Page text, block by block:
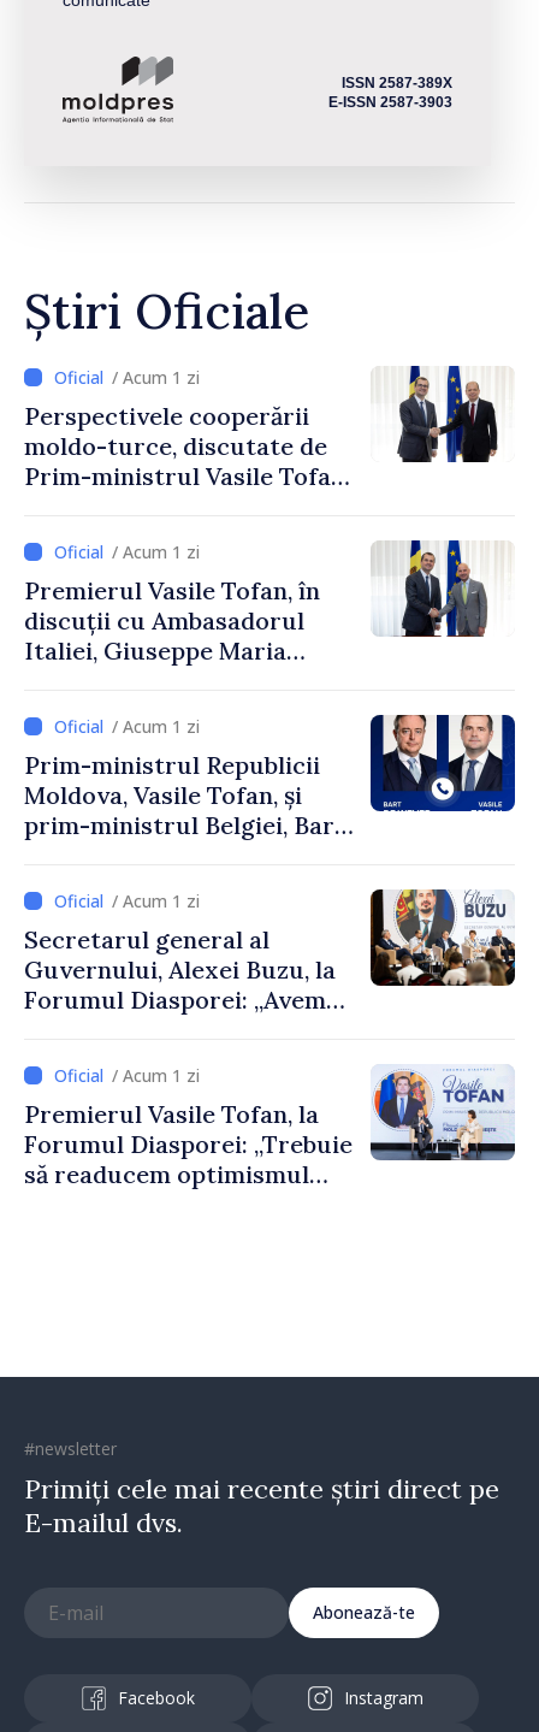
ISSN 2587-389X
E-ISSN 2587-3903
Știri Oficiale
/ Acum 1 zi
Perspectivele cooperării
moldo-turce, discutate de
Prim-ministrul Vasile Tofan
Uygar Mustafa Sertel
/ Acum 1 zi
Premierul Vasile Tofan, în
discuții cu Ambasadorul
Italiei, Giuseppe Maria
/ Acum 1 zi
Prim-ministrul Republicii
Moldova, Vasile Tofan, și
prim-ministrul Belgiei, Bart
despre parcursul european
al Republicii Moldova.
/ Acum 1 zi
Secretarul general al
Guvernului, Alexei Buzu, la
Forumul Diasporei: „Avem
dumneavoastră pentru a
construi comunități mai
puternice”
/ Acum 1 zi
Premierul Vasile Tofan, la
Forumul Diasporei: „Trebuie
să readucem optimismul
#newsletter
Primiți cele mai recente știri direct pe
E-mailul dvs.
Abonează-te
Facebook Instagram